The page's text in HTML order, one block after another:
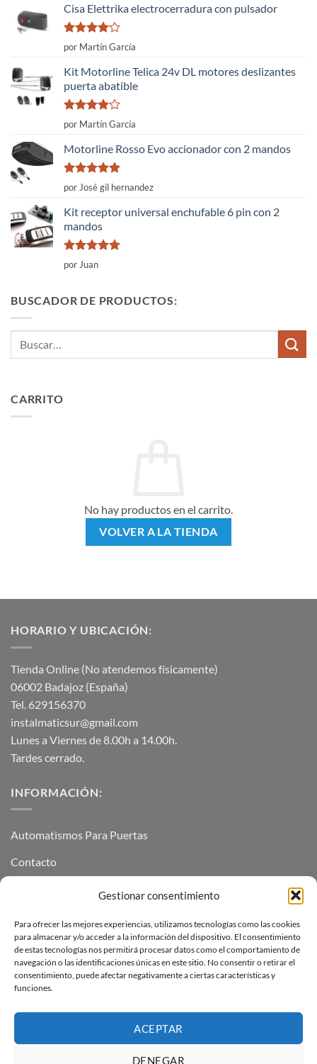
Gestionar consentimiento
Para ofrecer las mejores experiencias, utilizamos tecnologías como las cookies
para almacenar y/o acceder a la información del dispositivo. El consentimiento
de estas tecnologías nos permitirá procesar datos como el comportamiento de
navegación o las identificaciones únicas en este sitio. No consentir o retirar el
consentimiento, puede afectar negativamente a ciertas características y
funciones.
ACEPTAR
DENEGAR
Cisa Elettrika electrocerradura con pulsador
Valorado
con
5
por Martín García
Kit Motorline Telica 24v DL motores deslizantes
puerta abatible
Valorado
con
5
por Martín García
Motorline Rosso Evo accionador con 2 mandos
Valorado
con
de 5
por José gil hernandez
Kit receptor universal enchufable 6 pin con 2
mandos
Valorado
con
por Juan
BUSCADOR DE PRODUCTOS:
CARRITO
No hay productos en el carrito.
VOLVER A LA TIENDA
HORARIO Y UBICACIÓN:
Tienda Online (No atendemos físicamente)
06002 Badajoz (España)
Tel. 629156370
instalmaticsur@gmail.com
Lunes a Viernes de 8.00h a 14.00h.
Tardes cerrado.
INFORMACIÓN:
Automatismos Para Puertas
Contacto
INFORMACIÓN LEGAL
Aviso Legal